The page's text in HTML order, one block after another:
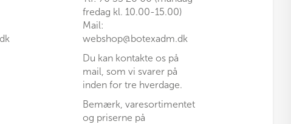
fredag kl. 10.00-15.00)
Mail:
webshop@botexadm.dk
Du kan kontakte os på
mail, som vi svarer på
inden for tre hverdage.
Bemærk, varesortimentet
og priserne på